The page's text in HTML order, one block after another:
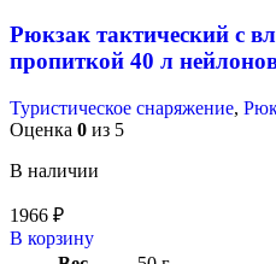
Рюкзак тактический с
пропиткой 40 л
Туристическое снаряжение,
Оценка 0 из 5
В наличии
1966 ₽
В корзину